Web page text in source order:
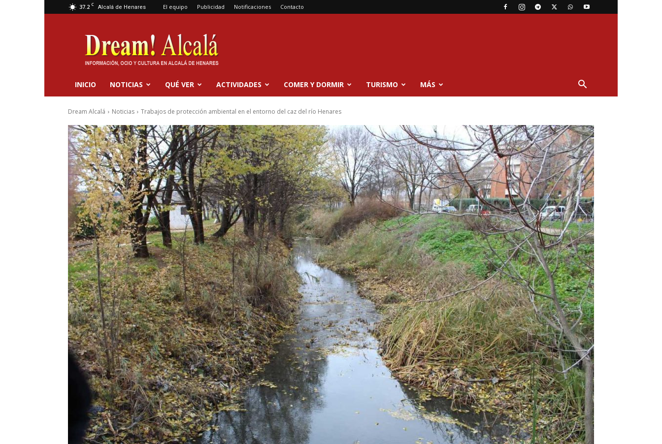
37.2 C Alcalá de Henares El equipo Publicidad Notificaciones Contacto
Dream
Alcalá
INICIO NOTICIAS QUÉ VER ACTIVIDADES COMER Y DORMIR TURISMO MÁS
Dream Alcalá Noticias Trabajos de protección ambiental en el entorno del caz del río Henares